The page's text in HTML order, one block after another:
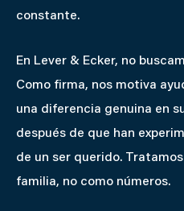
constante.
En Lever & Ecker, no
Como firma, nos motiva
una diferencia genuina en
después de que han
de un ser querido.
familia, no como números.